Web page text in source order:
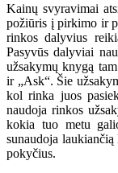
Kainų svyravimai
požiūris į pirkimo ir
rinkos dalyvius
Pasyvūs dalyviai
užsakymų knygą
ir „Ask“. Šie
kol rinka juos
naudoja rinkos
kokia tuo metu
sunaudoja
pokyčius.